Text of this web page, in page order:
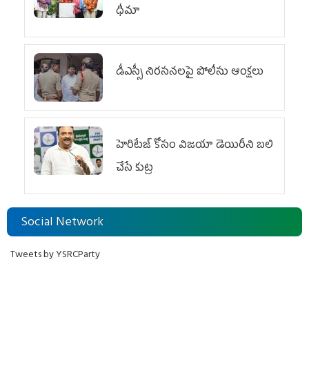
ధీమా
డీఎస్సీ నిరసనలపై పోలీసు ఆంక్షలు
హెరిటేజ్ కోసం విజయా డెయిరీని బలి
చేసే కుట్ర‌
Social Network
Tweets by YSRCParty